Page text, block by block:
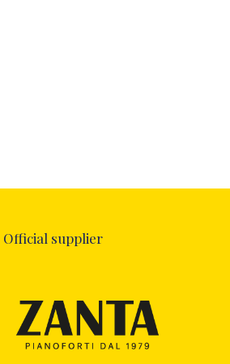
Official supplier